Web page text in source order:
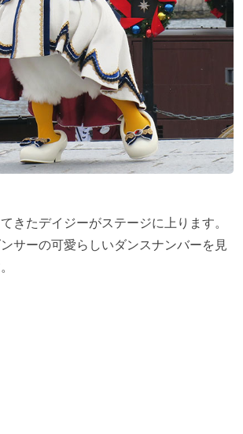
きたデイジーがステージに上ります。
サーの可愛らしいダンスナンバーを見